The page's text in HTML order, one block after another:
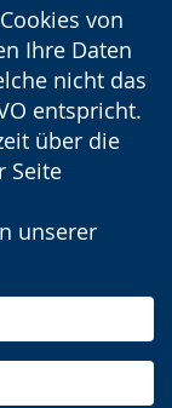
von
Ihre Daten
nicht das
entspricht.
über die
Seite
unserer